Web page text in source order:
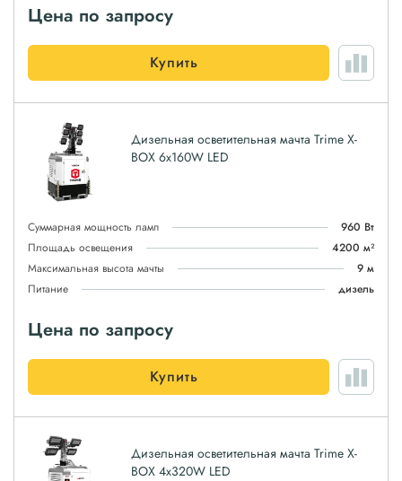
Цена по запросу
Купить
Дизельная осветительная мачта Trime X-
BOX 6x160W LED
Суммарная мощность ламп
960 Вт
Площадь освещения
4200 м²
Максимальная высота мачты
9 м
Питание
дизель
Цена по запросу
Купить
Дизельная осветительная мачта Trime X-
BOX 4x320W LED